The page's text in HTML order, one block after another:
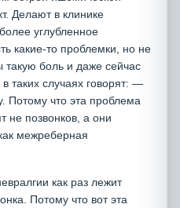
Делают в клинике
углубленное
какие-то проблемки, но не
такую боль и даже сейчас
таких случаях говорят: —
Потому что эта проблема
не позвонков, а они
межреберная
как раз лежит
Потому что вот эта